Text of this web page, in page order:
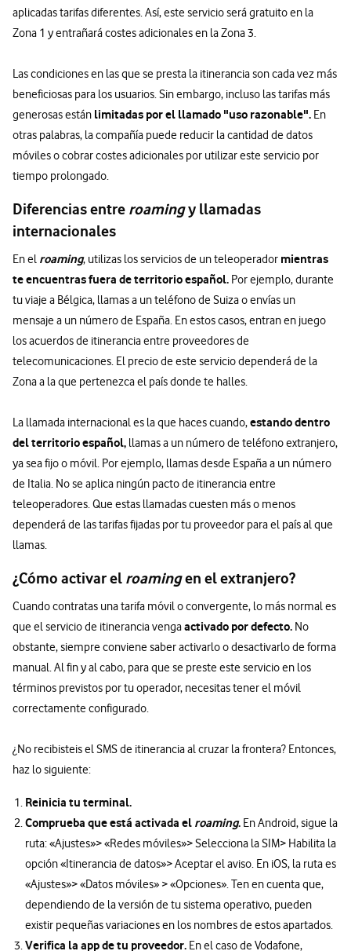
aplicadas tarifas diferentes. Así, este servicio será gratuito en la
Zona 1 y entrañará costes adicionales en la Zona 3.
Las condiciones en las que se presta la itinerancia son cada vez más
beneficiosas para los usuarios. Sin embargo, incluso las tarifas más
generosas están limitadas por el llamado "uso razonable". En
otras palabras, la compañía puede reducir la cantidad de datos
móviles o cobrar costes adicionales por utilizar este servicio por
tiempo prolongado.
Diferencias entre roamingy llamadas
internacionales
En el roaming, utilizas los servicios de un teleoperador mientras
te encuentras fuera de territorio español. Por ejemplo, durante
tu viaje a Bélgica, llamas a un teléfono de Suiza o envías un
mensaje a un número de España. En estos casos, entran en juego
los acuerdos de itinerancia entre proveedores de
telecomunicaciones. El precio de este servicio dependerá de la
Zona a la que pertenezca el país donde te halles.
La llamada internacional es la que haces cuando,estando dentro
del territorio español, llamas a un número de teléfono extranjero,
ya sea fijo o móvil. Por ejemplo, llamas desde España a un número
de Italia. No se aplica ningún pacto de itinerancia entre
teleoperadores. Que estas llamadas cuesten más o menos
dependerá de las tarifas fijadas por tu proveedor para el país al que
llamas.
¿Cómo activar el roamingen el extranjero?
Cuando contratas una tarifa móvil o convergente, lo más normal es
que el servicio de itinerancia vengaactivado por defecto. No
obstante, siempre conviene saber activarlo o desactivarlo de forma
manual. Al fin y al cabo, para que se preste este servicio en los
términos previstos por tu operador, necesitas tener el móvil
correctamente configurado.
¿No recibisteis el SMS de itinerancia al cruzar la frontera? Entonces,
haz lo siguiente:
Reinicia tu terminal.
Comprueba que está activada el roaming. En Android, sigue la
ruta: «Ajustes»> «Redes móviles»> Selecciona la SIM> Habilita la
opción «Itinerancia de datos»> Aceptar el aviso. En iOS, la ruta es
«Ajustes»> «Datos móviles» > «Opciones». Ten en cuenta que,
dependiendo de la versión de tu sistema operativo, pueden
existir pequeñas variaciones en los nombres de estos apartados.
Verifica la app de tu proveedor. En el caso de Vodafone,